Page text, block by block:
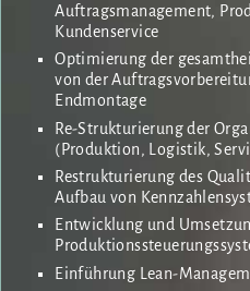
Auftragsmanagement,
Kundenservice
Optimierung der
von der
Endmontage
Re-Strukturierung der
(Produktion, Logistik,
Restrukturierung des
Aufbau von
Entwicklung und
Einführung Lean-